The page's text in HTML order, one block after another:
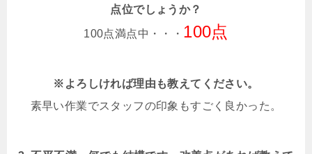
点位でしょうか？
100点満点中・・・ 100点
※よろしければ理由も教えてください。
素早い作業でスタッフの印象もすごく良かった。